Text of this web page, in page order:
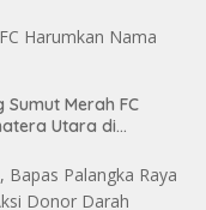
Merah FC
Utara di